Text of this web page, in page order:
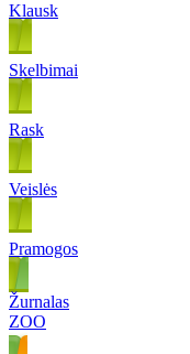
Klausk
Skelbimai
Rask
Veislės
Pramogos
Žurnalas
ZOO